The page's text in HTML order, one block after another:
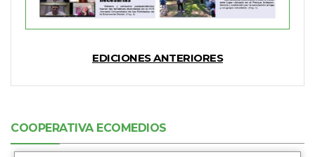
EDICIONES ANTERIORES
COOPERATIVA ECOMEDIOS